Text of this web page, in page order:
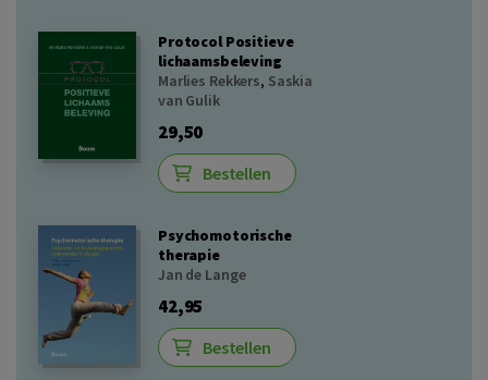
Protocol Positieve
lichaamsbeleving
Marlies Rekkers, Saskia
van Gulik
29,50
Bestellen
Psychomotorische
therapie
Jan de Lange
42,95
Bestellen